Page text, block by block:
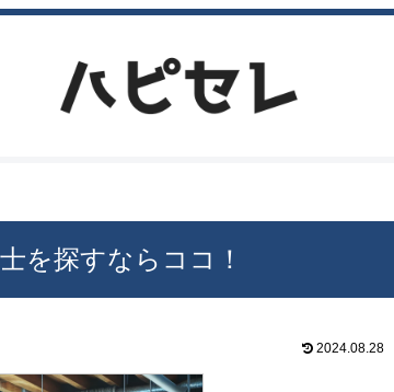
を探すならココ！
2024.08.28